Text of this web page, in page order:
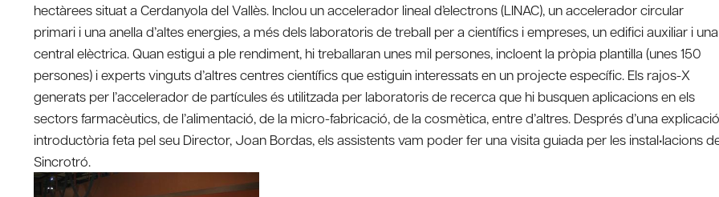
hectàrees situat a Cerdanyola del Vallès. Inclou un accelerador lineal d’electrons (LINAC), un accelerador circular
primari i una anella d’altes energies, a més dels laboratoris de treball per a científics i empreses, un edifici auxiliar i una
central elèctrica. Quan estigui a ple rendiment, hi treballaran unes mil persones, incloent la pròpia plantilla (unes 150
persones) i experts vinguts d’altres centres científics que estiguin interessats en un projecte específic. Els rajos-X
generats per l’accelerador de partícules és utilitzada per laboratoris de recerca que hi busquen aplicacions en els
sectors farmacèutics, de l’alimentació, de la micro-fabricació, de la cosmètica, entre d’altres. Després d’una explicació
introductòria feta pel seu Director, Joan Bordas, els assistents vam poder fer una visita guiada per les instal•lacions
Sincrotró.